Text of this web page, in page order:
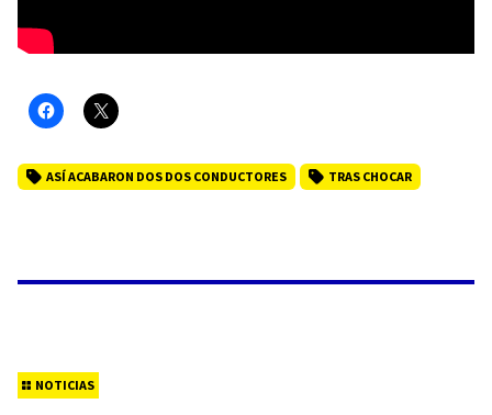
ASÍ ACABARON DOS DOS CONDUCTORES TRAS CHOCAR
NOTICIAS